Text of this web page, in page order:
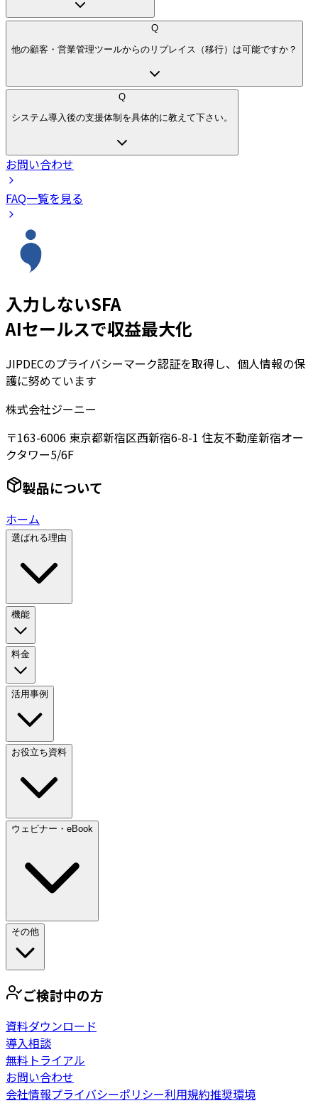
Q
他の顧客・営業管理ツールからのリプレイス（移行）は可能ですか？
Q
システム導入後の支援体制を具体的に教えて下さい。
お問い合わせ
FAQ一覧を見る
入力しないSFA
AIセールスで収益最大化
JIPDECのプライバシーマーク認証を取得し、個人情報の保
護に努めています
株式会社ジーニー
〒163-6006 東京都新宿区西新宿6-8-1 住友不動産新宿オー
クタワー5/6F
製品について
ホーム
選ばれる理由
機能
料金
活用事例
お役立ち資料
ウェビナー・eBook
その他
ご検討中の方
資料ダウンロード
導入相談
無料トライアル
お問い合わせ
会社情報プライバシーポリシー利用規約推奨環境